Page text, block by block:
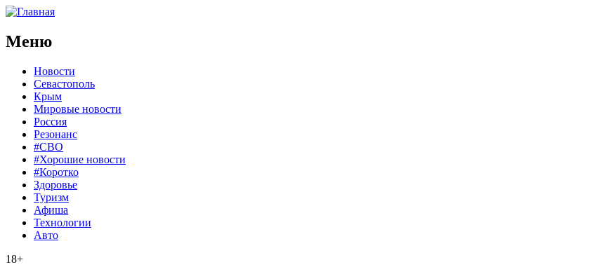
Меню
Новости
Севастополь
Крым
Мировые новости
Россия
Резонанс
#СВО
#Хорошие новости
#Коротко
Здоровье
Туризм
Афиша
Технологии
Авто
18+